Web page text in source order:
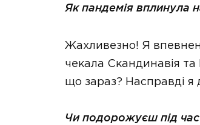
Як пандемія вплинула
Жахливезно! Я
чекала Скандинавія
що зараз? Насправді
Чи подорожуєш під час